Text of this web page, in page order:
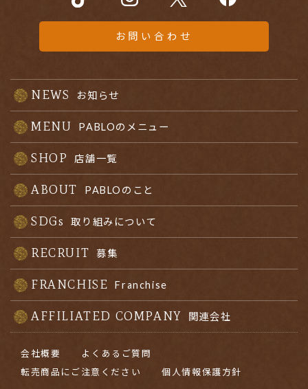
お問い合わせ
NEWS お知らせ
MENU PABLOのメニュー
SHOP 店舗一覧
ABOUT PABLOのこと
SDGs 取り組みについて
RECRUIT 募集
FRANCHISE Franchise
AFFILIATED COMPANY 関連会社
会社概要
よくあるご質問
転売商品にご注意ください
個人情報保護方針